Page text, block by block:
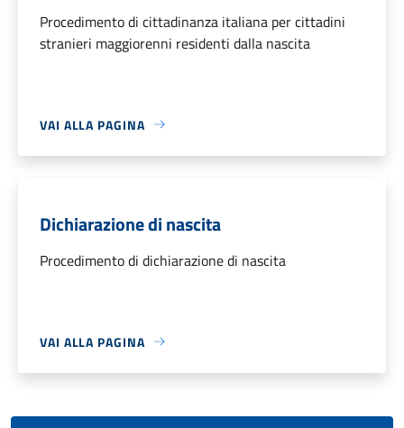
Procedimento di cittadinanza italiana per cittadini
stranieri maggiorenni residenti dalla nascita
VAI ALLA PAGINA
Dichiarazione di nascita
Procedimento di dichiarazione di nascita
VAI ALLA PAGINA